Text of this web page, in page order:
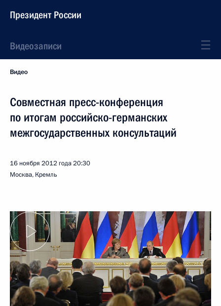
Президент России
Видеозаписи
Видео
Совместная пресс-конференция
по итогам российско-германских
межгосударственных консультаций
16 ноября 2012 года20:30
Москва, Кремль